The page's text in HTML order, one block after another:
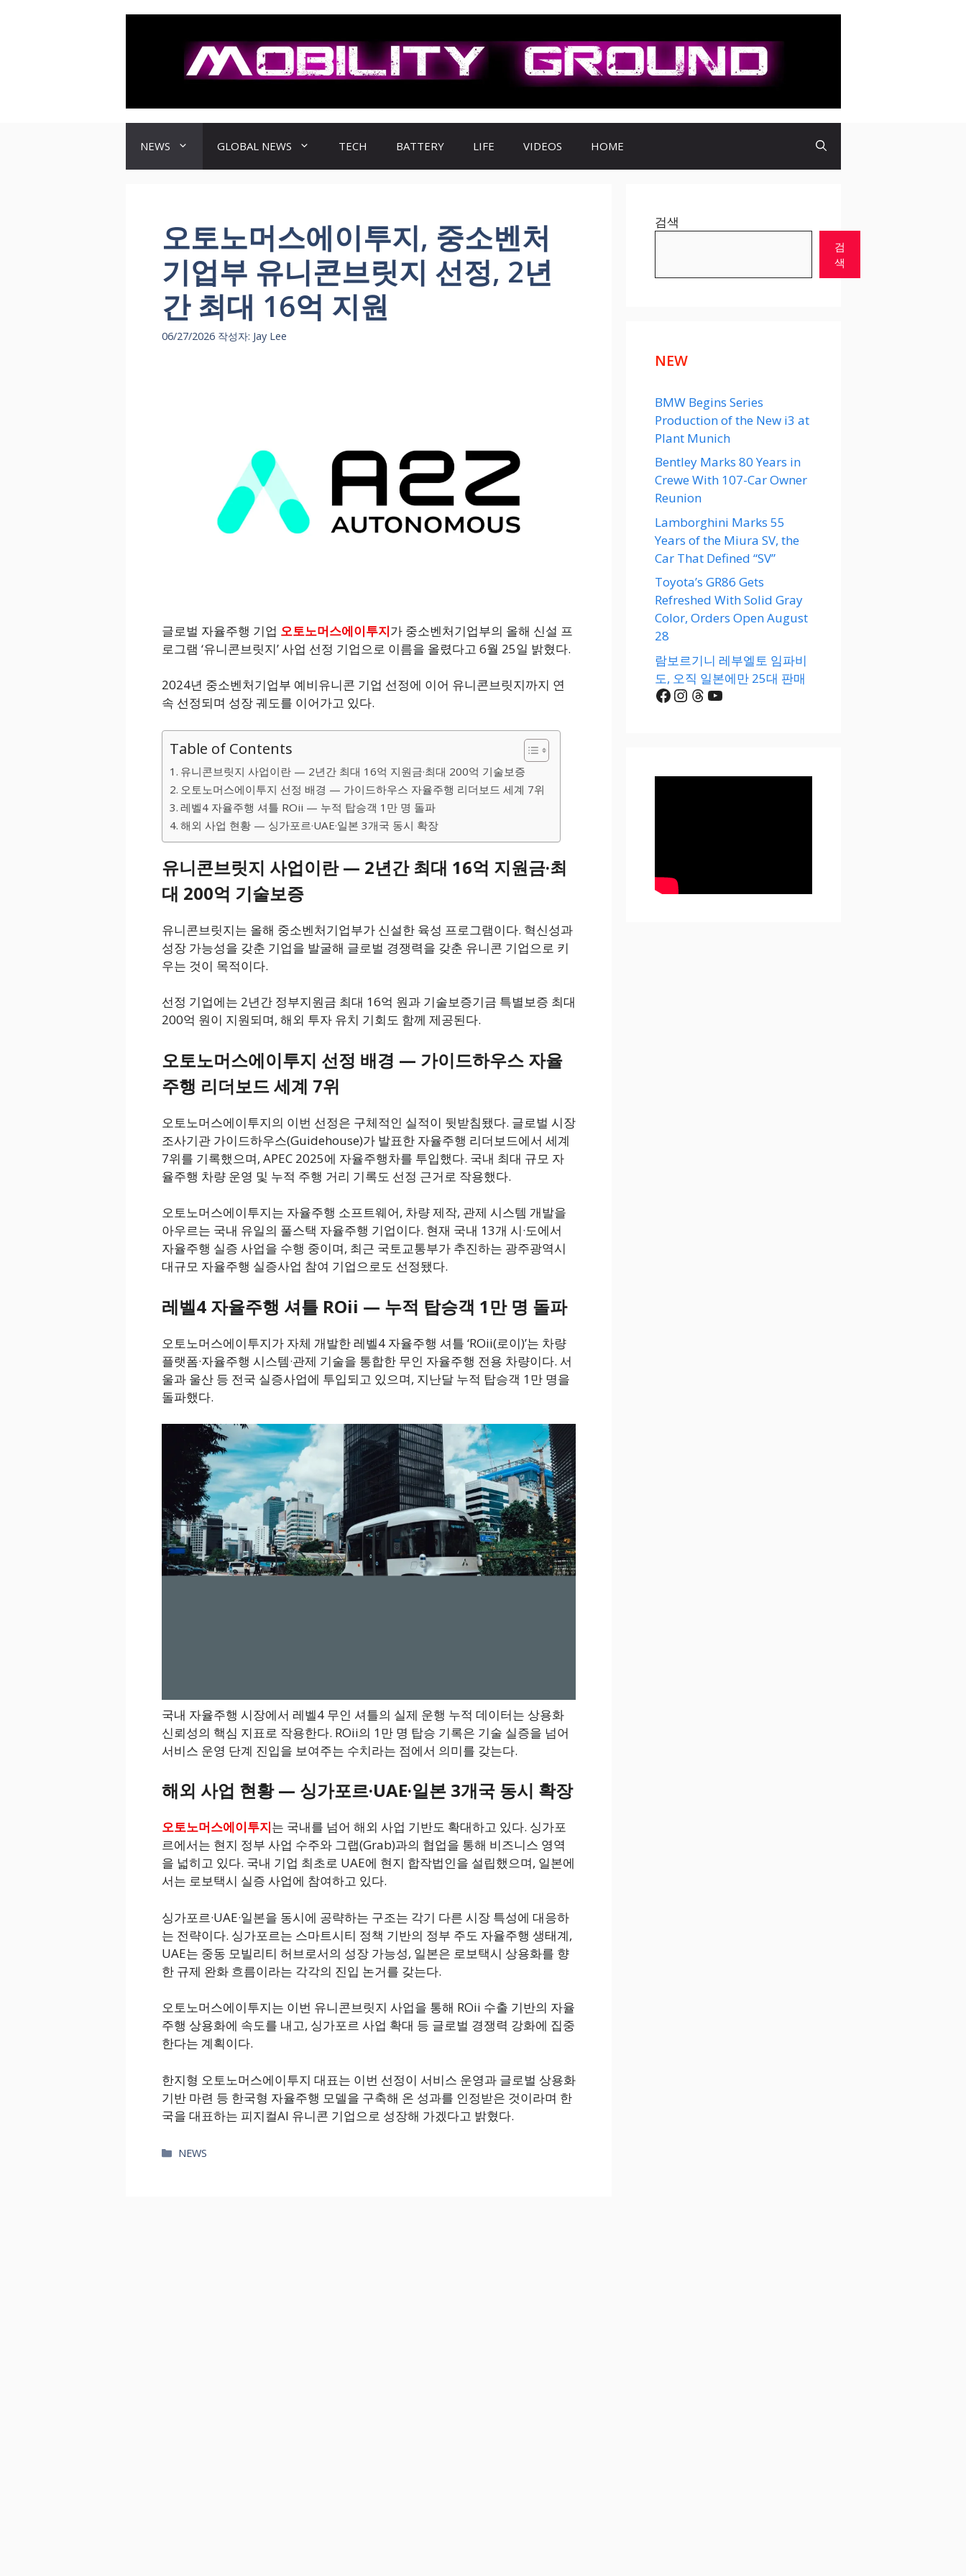
NEWS GLOBAL NEWS TECH BATTERY LIFE VIDEOS HOME
오토노머스에이투지, 중소벤처
기업부 유니콘브릿지 선정, 2년
간 최대 16억 지원
06/27/2026 작성자: Jay Lee
글로벌 자율주행 기업 오토노머스에이투지가 중소벤처기업부의 올해 신설 프
로그램 ‘유니콘브릿지’ 사업 선정 기업으로 이름을 올렸다고 6월 25일 밝혔다.
2024년 중소벤처기업부 예비유니콘 기업 선정에 이어 유니콘브릿지까지 연
속 선정되며 성장 궤도를 이어가고 있다.
Table of Contents
유니콘브릿지 사업이란 — 2년간 최대 16억 지원금·최대 200억 기술보증
오토노머스에이투지 선정 배경 — 가이드하우스 자율주행 리더보드 세계 7위
레벨4 자율주행 셔틀 ROii — 누적 탑승객 1만 명 돌파
해외 사업 현황 — 싱가포르·UAE·일본 3개국 동시 확장
유니콘브릿지 사업이란 — 2년간 최대 16억 지원금·최
대 200억 기술보증
유니콘브릿지는 올해 중소벤처기업부가 신설한 육성 프로그램이다. 혁신성과
성장 가능성을 갖춘 기업을 발굴해 글로벌 경쟁력을 갖춘 유니콘 기업으로 키
우는 것이 목적이다.
선정 기업에는 2년간 정부지원금 최대 16억 원과 기술보증기금 특별보증 최대
200억 원이 지원되며, 해외 투자 유치 기회도 함께 제공된다.
오토노머스에이투지 선정 배경 — 가이드하우스 자율
주행 리더보드 세계 7위
오토노머스에이투지의 이번 선정은 구체적인 실적이 뒷받침됐다. 글로벌 시장
조사기관 가이드하우스(Guidehouse)가 발표한 자율주행 리더보드에서 세계
7위를 기록했으며, APEC 2025에 자율주행차를 투입했다. 국내 최대 규모 자
율주행 차량 운영 및 누적 주행 거리 기록도 선정 근거로 작용했다.
오토노머스에이투지는 자율주행 소프트웨어, 차량 제작, 관제 시스템 개발을
아우르는 국내 유일의 풀스택 자율주행 기업이다. 현재 국내 13개 시·도에서
자율주행 실증 사업을 수행 중이며, 최근 국토교통부가 추진하는 광주광역시
대규모 자율주행 실증사업 참여 기업으로도 선정됐다.
레벨4 자율주행 셔틀 ROii — 누적 탑승객 1만 명 돌파
오토노머스에이투지가 자체 개발한 레벨4 자율주행 셔틀 ‘ROii(로이)’는 차량
플랫폼·자율주행 시스템·관제 기술을 통합한 무인 자율주행 전용 차량이다. 서
울과 울산 등 전국 실증사업에 투입되고 있으며, 지난달 누적 탑승객 1만 명을
돌파했다.
국내 자율주행 시장에서 레벨4 무인 셔틀의 실제 운행 누적 데이터는 상용화
신뢰성의 핵심 지표로 작용한다. ROii의 1만 명 탑승 기록은 기술 실증을 넘어
서비스 운영 단계 진입을 보여주는 수치라는 점에서 의미를 갖는다.
해외 사업 현황 — 싱가포르·UAE·일본 3개국 동시 확장
오토노머스에이투지는 국내를 넘어 해외 사업 기반도 확대하고 있다. 싱가포
르에서는 현지 정부 사업 수주와 그랩(Grab)과의 협업을 통해 비즈니스 영역
을 넓히고 있다. 국내 기업 최초로 UAE에 현지 합작법인을 설립했으며, 일본에
서는 로보택시 실증 사업에 참여하고 있다.
싱가포르·UAE·일본을 동시에 공략하는 구조는 각기 다른 시장 특성에 대응하
는 전략이다. 싱가포르는 스마트시티 정책 기반의 정부 주도 자율주행 생태계,
UAE는 중동 모빌리티 허브로서의 성장 가능성, 일본은 로보택시 상용화를 향
한 규제 완화 흐름이라는 각각의 진입 논거를 갖는다.
오토노머스에이투지는 이번 유니콘브릿지 사업을 통해 ROii 수출 기반의 자율
주행 상용화에 속도를 내고, 싱가포르 사업 확대 등 글로벌 경쟁력 강화에 집중
한다는 계획이다.
한지형 오토노머스에이투지 대표는 이번 선정이 서비스 운영과 글로벌 상용화
기반 마련 등 한국형 자율주행 모델을 구축해 온 성과를 인정받은 것이라며 한
국을 대표하는 피지컬AI 유니콘 기업으로 성장해 가겠다고 밝혔다.
카
NEWS
검색
검
색
NEW
BMW Begins Series
Production of the New i3 at
Plant Munich
Bentley Marks 80 Years in
Crewe With 107-Car Owner
Reunion
Lamborghini Marks 55
Years of the Miura SV, the
Car That Defined “SV”
Toyota’s GR86 Gets
Refreshed With Solid Gray
Color, Orders Open August
28
람보르기니 레부엘토 임파비
도, 오직 일본에만 25대 판매
Facebook
Instagram
Threads
YouTube